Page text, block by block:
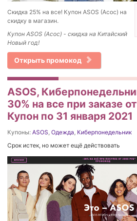
Скидка 25% на все! Купон ASOS (Асос) на
скидку в магазин.
Купон ASOS (Асос) - скидка на Китайский
Новый год!
Открыть промокод
ASOS,
30% на все при заказе
Купон по 31 января 2021
Купоны: ASOS, Одежда, Киберпонедельник
Срок истек, но может ещё действовать